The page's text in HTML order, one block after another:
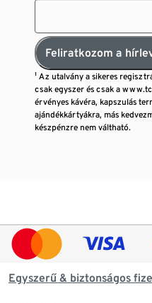
Feliratkozom a
¹ Az utalvány a sikeres
csak egyszer és csak a
érvényes kávéra, kapszulás
ajándékkártyákra, más
készpénzre nem váltható.
Egyszerű & biztonságos